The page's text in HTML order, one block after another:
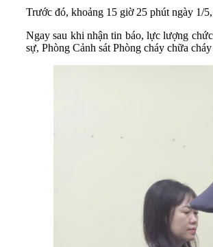
Trước đó, khoảng 15 giờ 25 phút ngày 1/
Ngay sau khi nhận tin báo, lực lượng
sự, Phòng Cảnh sát Phòng cháy chữa